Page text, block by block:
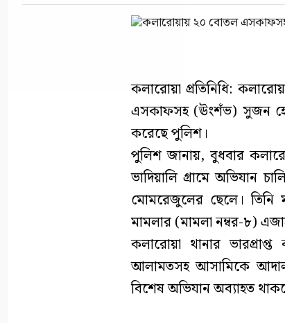
কলারোয়া প্রতিনিধি:
এসকাফসহ (ঊংশঁভ) সুজন
করেছে পুলিশ।
পুলিশ জানায়, বুধবার
ভাদিয়ালি গ্রামে অভিযান
মোমরেজুলের ছেলে। তিনি
মামলার (মামলা নম্বর-৮)
কলারোয়া থানার
আলামতসহ আসামিকে
বিশেষ অভিযান অব্যাহত